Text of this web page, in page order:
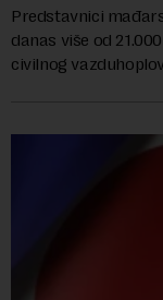
Predstavnici
danas više od
civilnog